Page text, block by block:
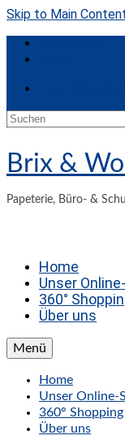
Skip to Main
Suchen
Brix &
Papeterie, Büro- &
Home
Unser
360°
Über uns
Menü
Home
Unser Online-
360° Shopping
Über uns